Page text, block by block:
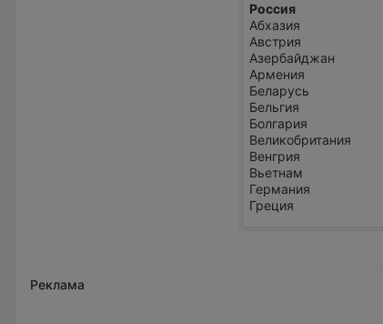
Россия
Абхазия
Австрия
Азербайджан
Армения
Беларусь
Бельгия
Болгария
Великобритания
Венгрия
Вьетнам
Германия
Греция
Реклама